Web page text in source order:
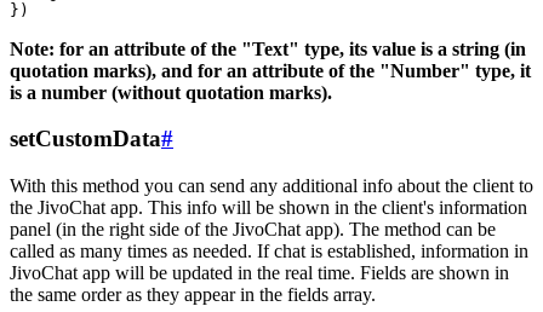
Note: for an attribute of the "Text" type, its value is a string (in
quotation marks), and for an attribute of the "Number" type, it
is a number (without quotation marks).
setCustomData#
With this method you can send any additional info about the client to
the JivoChat app. This info will be shown in the client's information
panel (in the right side of the JivoChat app). The method can be
called as many times as needed. If chat is established, information in
JivoChat app will be updated in the real time. Fields are shown in
the same order as they appear in the fields array.